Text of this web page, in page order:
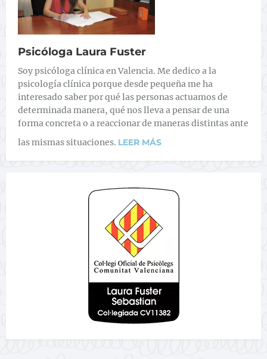
Psicóloga Laura Fuster
Soy psicóloga clínica en Valencia. Me dedico a la
psicología clínica porque desde pequeña me ha
interesado saber por qué las personas actuamos de
determinada manera, qué nos lleva a pensar de una
forma concreta o a reaccionar de maneras distintas ante
las mismas situaciones. LEER MÁS